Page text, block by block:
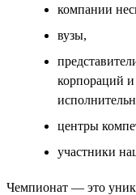
компании
вузы,
корпораций
центры
участники
Чемпионат — это